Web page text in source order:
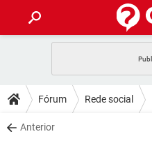
CELULAR
OUTLOOK
DICAS
JOGOS
DOWNLOADS
Fórum Rede social
Anterior